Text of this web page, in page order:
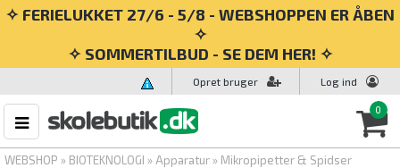
✧ FERIELUKKET 27/6 - 5/8 - WEBSHOPPEN ER ÅBEN
✧
✧ SOMMERTILBUD - SE DEM HER! ✧
Opret bruger Log ind
0
WEBSHOP » BIOTEKNOLOGI » Apparatur» Mikropipetter & Spidser